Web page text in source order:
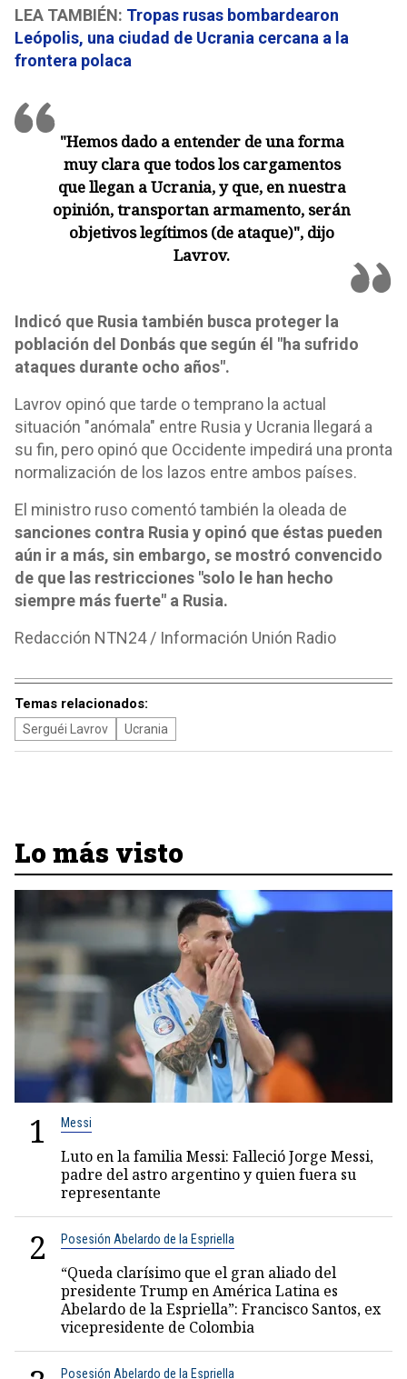
LEA TAMBIÉN: Tropas rusas bombardearon
Leópolis, una ciudad de Ucrania cercana a la
frontera polaca
"Hemos dado a entender de una forma
muy clara que todos los cargamentos
que llegan a Ucrania, y que, en nuestra
opinión, transportan armamento, serán
objetivos legítimos (de ataque)", dijo
Lavrov.
Indicó que Rusia también busca proteger la
población del Donbás que según él "ha sufrido
ataques durante ocho años".
Lavrov opinó que tarde o temprano la actual
situación "anómala" entre Rusia y Ucrania llegará a
su fin, pero opinó que Occidente impedirá una pronta
normalización de los lazos entre ambos países.
El ministro ruso comentó también la oleada de
sanciones contra Rusia y opinó que éstas pueden
aún ir a más, sin embargo, se mostró convencido
de que las restricciones "solo le han hecho
siempre más fuerte" a Rusia.
Redacción NTN24 / Información Unión Radio
Temas relacionados:
Serguéi Lavrov Ucrania
Lo más visto
1 Messi
Luto en la familia Messi: Falleció Jorge Messi,
padre del astro argentino y quien fuera su
representante
2 Posesión Abelardo de la Espriella
“Queda clarísimo que el gran aliado del
presidente Trump en América Latina es
Abelardo de la Espriella”: Francisco Santos, ex
vicepresidente de Colombia
Posesión Abelardo de la Espriella